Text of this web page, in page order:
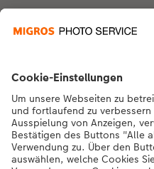
Kontakt & Hilfe
Die Migros
Bei Fragen zu Produkten oder der
Montag bis Samstag von 8:00 –
20:00 Uhr (gesetzliche
Telefonnummer